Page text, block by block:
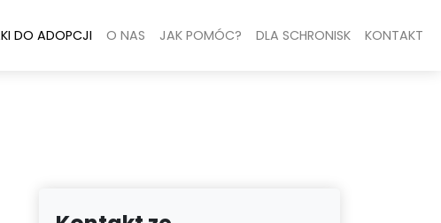
DO ADOPCJI O NAS JAK POMÓC? DLA SCHRONISK KONTAKT